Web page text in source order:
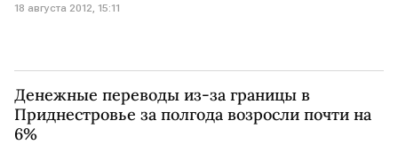
18 августа 2012, 15:11
Денежные переводы из-за границы в
Приднестровье за полгода возросли почти на
6%